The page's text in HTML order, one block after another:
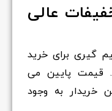
عالی
گیری برای خرید
پایین می
خریدار به وجود